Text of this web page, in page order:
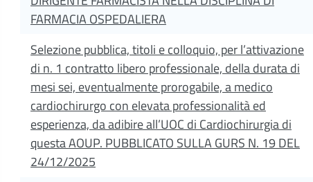
FARMACIA OSPEDALIERA
Selezione pubblica, titoli e colloquio, per l’attivazione
di n. 1 contratto libero professionale, della durata di
mesi sei, eventualmente prorogabile, a medico
cardiochirurgo con elevata professionalità ed
esperienza, da adibire all’UOC di Cardiochirurgia di
questa AOUP. PUBBLICATO SULLA GURS N. 19 DEL
24/12/2025